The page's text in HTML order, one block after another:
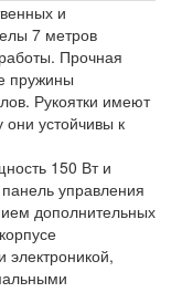
и
7 метров
Прочная
пружины
Рукоятки имеют
устойчивы к
150 Вт и
управления
дополнительных
электроникой,